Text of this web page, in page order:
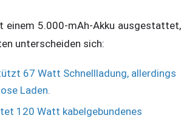
einem 5.000-mAh-Akku ausgestattet,
unterscheiden sich:
67 Watt Schnellladung, allerdings
Laden.
120 Watt kabelgebundenes